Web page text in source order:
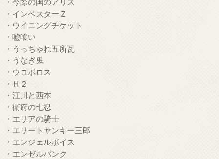
・インベスターＺ
・ウイニングチケット
・嘘喰い
・うっちゃれ五所瓦
・うなぎ鬼
・ウロボロス
・Ｈ２
・江川と西本
・衛府の七忍
・エリアの騎士
・エリートヤンキー三郎
・エンジェルボイス
・エンゼルバンク